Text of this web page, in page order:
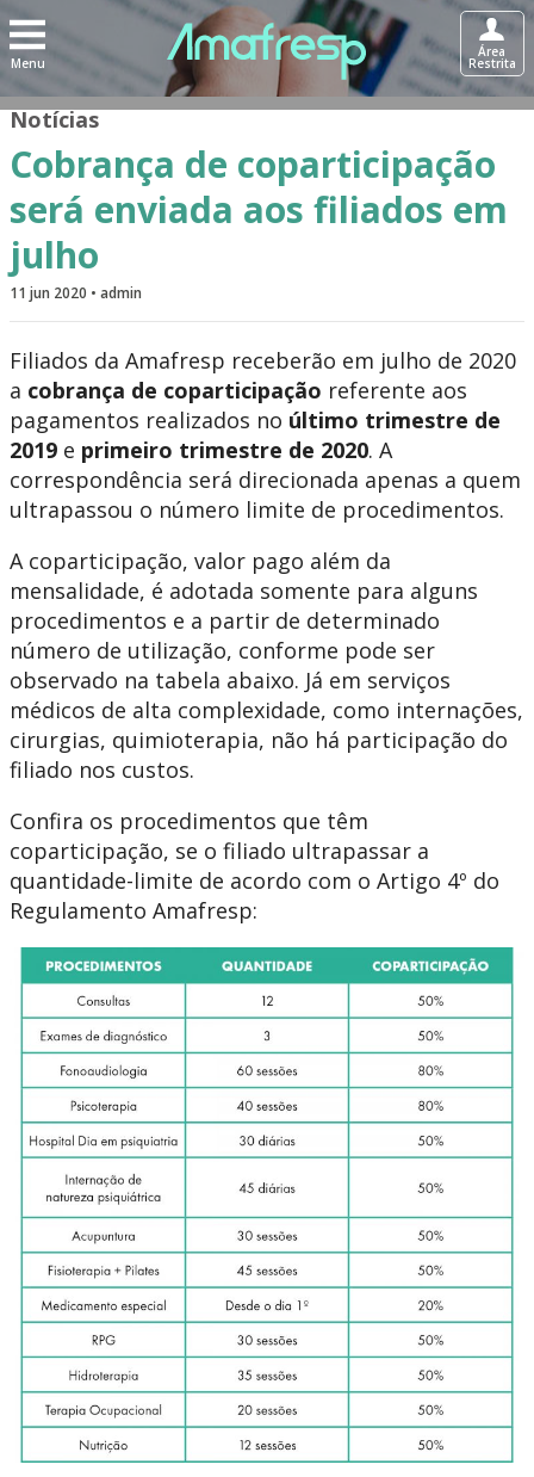
Menu
Área
Restrita
Notícias
Cobrança de coparticipação
será enviada aos filiados em
julho
11 jun 2020 • admin
Filiados da Amafresp receberão em julho de 2020
a cobrança de coparticipação referente aos
pagamentos realizados no último trimestre de
2019 e primeiro trimestre de 2020. A
correspondência será direcionada apenas a quem
ultrapassou o número limite de procedimentos.
A coparticipação, valor pago além da
mensalidade, é adotada somente para alguns
procedimentos e a partir de determinado
número de utilização, conforme pode ser
observado na tabela abaixo. Já em serviços
médicos de alta complexidade, como internações,
cirurgias, quimioterapia, não há participação do
filiado nos custos.
Confira os procedimentos que têm
coparticipação, se o filiado ultrapassar a
quantidade-limite de acordo com o Artigo 4º do
Regulamento Amafresp: